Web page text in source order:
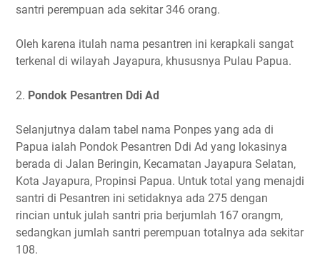
santri perempuan ada sekitar 346 orang.
Oleh karena itulah nama pesantren ini kerapkali sangat
terkenal di wilayah Jayapura, khususnya Pulau Papua.
2. Pondok Pesantren Ddi Ad
Selanjutnya dalam tabel nama Ponpes yang ada di
Papua ialah Pondok Pesantren Ddi Ad yang lokasinya
berada di Jalan Beringin, Kecamatan Jayapura Selatan,
Kota Jayapura, Propinsi Papua. Untuk total yang menajdi
santri di Pesantren ini setidaknya ada 275 dengan
rincian untuk julah santri pria berjumlah 167 orangm,
sedangkan jumlah santri perempuan totalnya ada sekitar
108.